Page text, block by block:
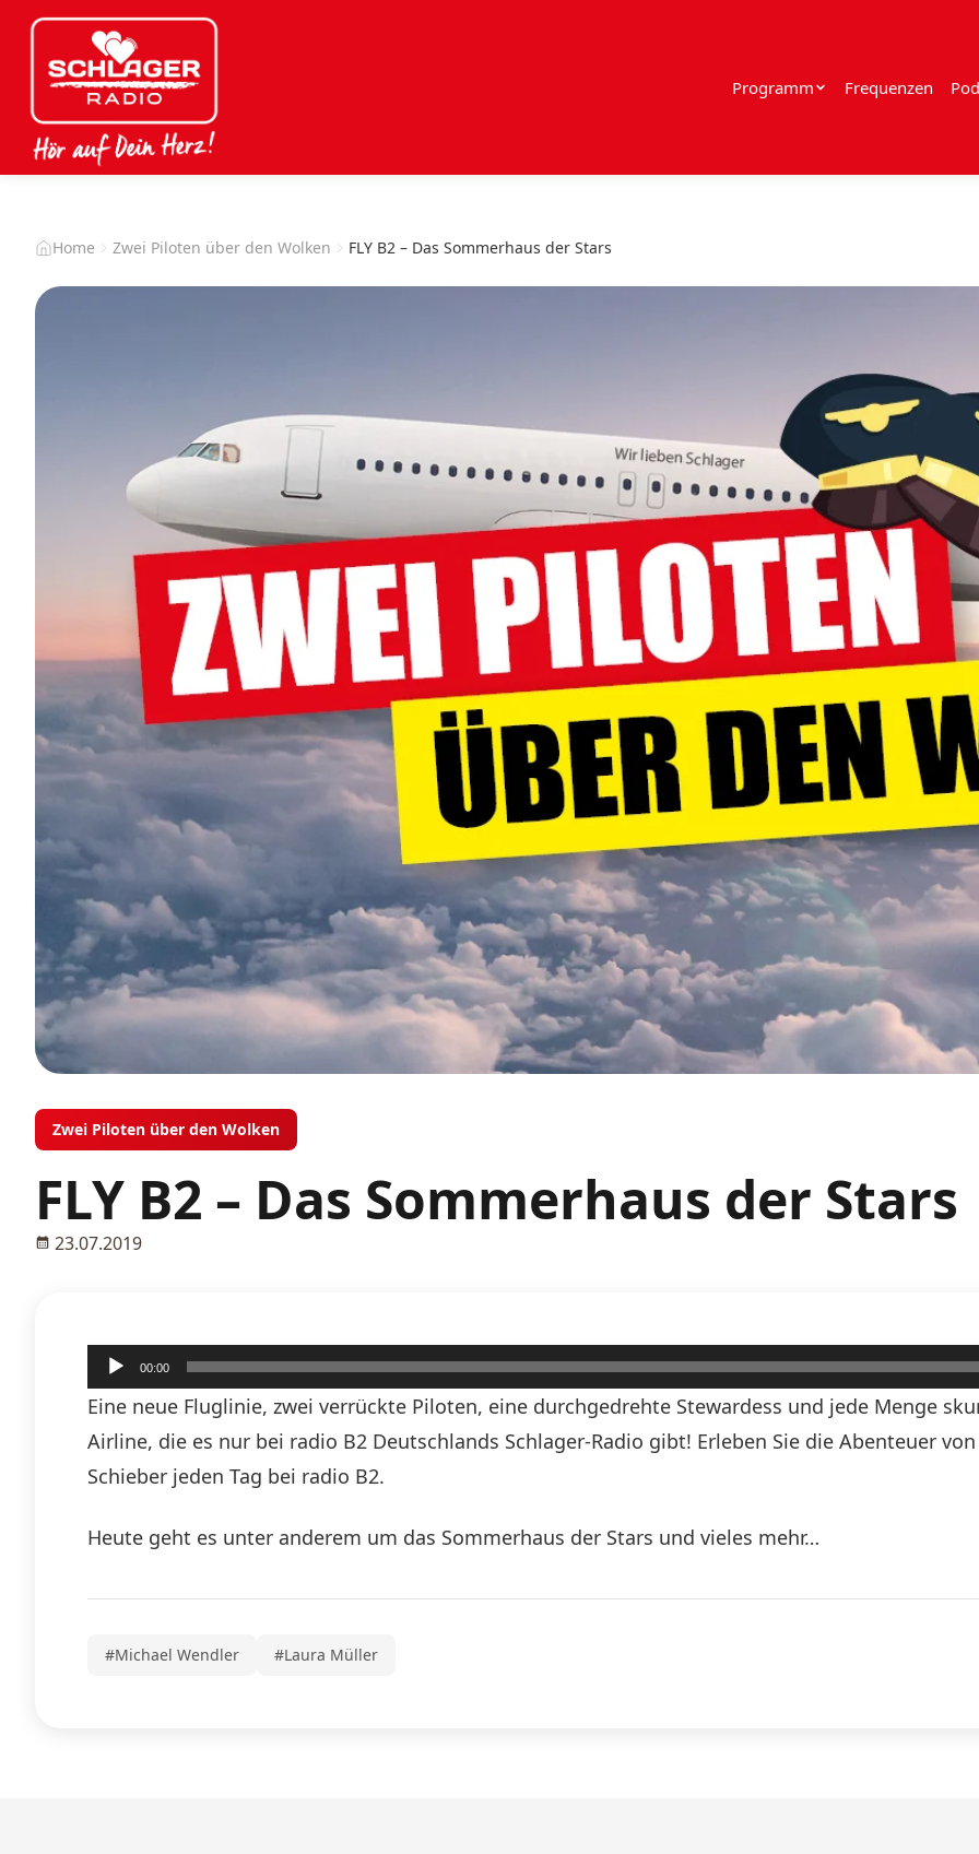
Programm Frequenzen
Home Zwei Piloten über den Wolken FLY B2 – Das Sommerhaus der Stars
Zwei Piloten über den Wolken
FLY B2 – Das Sommerhaus der Stars
23.07.2019
Audio-
Player
00:00
Eine neue Fluglinie, zwei verrückte Piloten, eine durchgedrehte Stewardess und jede Menge
Airline, die es nur bei radio B2 Deutschlands Schlager-Radio gibt! Erleben Sie die Abenteuer
Schieber jeden Tag bei radio B2.
Heute geht es unter anderem um das Sommerhaus der Stars und vieles mehr…
#Michael Wendler #Laura Müller